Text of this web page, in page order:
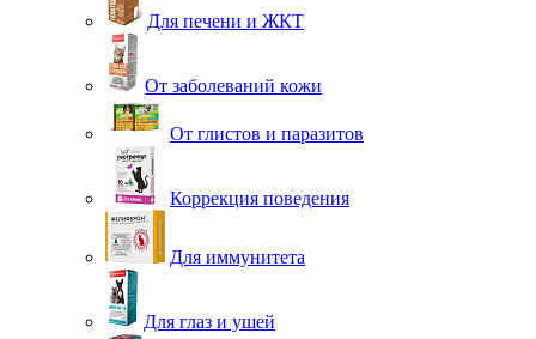
Для печени и ЖКТ
От заболеваний кожи
От глистов и паразитов
Коррекция поведения
Для иммунитета
Для глаз и ушей